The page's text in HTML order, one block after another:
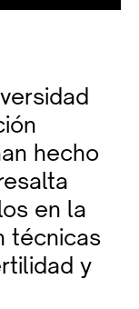
hecho
en la
técnicas
y